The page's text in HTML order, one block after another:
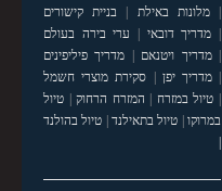
|מלונות באילת
בניית קישורים
מדריך דובאי
ערי בירה בעולם
|מדריך ויטנאם
מדריך פיליפינים
|מדריך יפן
סקירת מוצרי חשמל
טיול במזרח המזרח הרחוק| טיול
במרוקו| טיול בתאילנד| טיול בהולנד